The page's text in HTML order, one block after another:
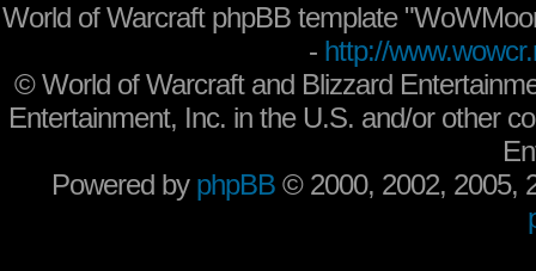
World of Warcraft phpBB template
- http://
©World of Warcraft and Blizzard
Entertainment, Inc. in the U.S. and/or other
Powered by phpBB © 2000, 2002, 2005,